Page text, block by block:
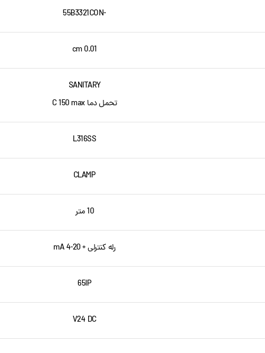
-55B3321CON
cm 0.01
SANITARY
تحمل دما C 150 max
L316SS
CLAMP
10 متر
رله کنترلی + mA 4-20
65IP
V24 DC